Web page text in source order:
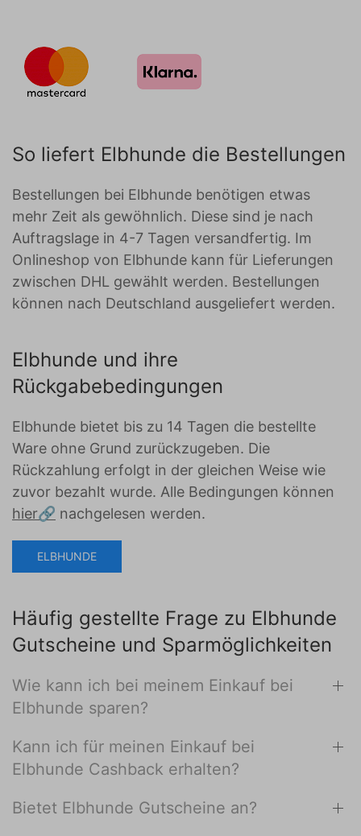
So liefert Elbhunde die Bestellungen
Bestellungen bei Elbhunde benötigen etwas
mehr Zeit als gewöhnlich. Diese sind je nach
Auftragslage in 4-7 Tagen versandfertig. Im
Onlineshop von Elbhunde kann für Lieferungen
zwischen DHL gewählt werden. Bestellungen
können nach Deutschland ausgeliefert werden.
Elbhunde und ihre
Rückgabebedingungen
Elbhunde bietet bis zu 14 Tagen die bestellte
Ware ohne Grund zurückzugeben. Die
Rückzahlung erfolgt in der gleichen Weise wie
zuvor bezahlt wurde. Alle Bedingungen können
hier
nachgelesen werden.
ELBHUNDE
Häufig gestellte Frage zu Elbhunde
Gutscheine und Sparmöglichkeiten
Wie kann ich bei meinem Einkauf bei
Elbhunde sparen?
Kann ich für meinen Einkauf bei
Elbhunde Cashback erhalten?
Bietet Elbhunde Gutscheine an?